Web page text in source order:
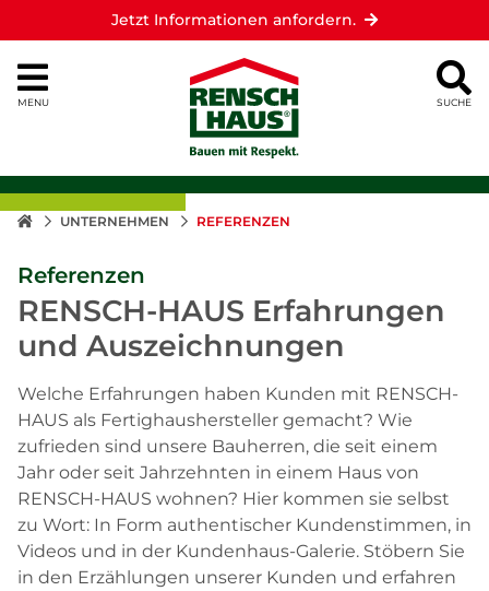
Jetzt Informationen anfordern.
MENU SUCHE
UNTERNEHMEN REFERENZEN
Referenzen
RENSCH-HAUS Erfahrungen
und Auszeichnungen
Welche Erfahrungen haben Kunden mit RENSCH-
HAUS als Fertighaushersteller gemacht? Wie
zufrieden sind unsere Bauherren, die seit einem
Jahr oder seit Jahrzehnten in einem Haus von
RENSCH-HAUS wohnen? Hier kommen sie selbst
zu Wort: In Form authentischer Kundenstimmen, in
Videos und in der Kundenhaus-Galerie. Stöbern Sie
in den Erzählungen unserer Kunden und erfahren